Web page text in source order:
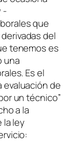
-
que
del
tenemos es
una
Es el
de
un técnico”
a la
la ley